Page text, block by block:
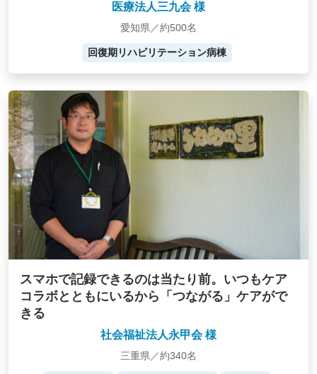
医療法人三九会 様
愛知県／約500名
回復期リハビリテーション病棟
スマホで記録できるのは当たり前。いつもケア
コラボとともにいるから「つながる」ケアがで
きる
社会福祉法人永甲会 様
三重県／約340名